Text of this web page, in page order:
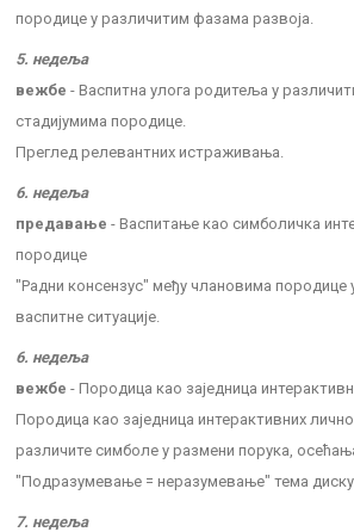
породице у различитим фазама развоја.
5. недеља
вежбе - Васпитна улога родитеља у
стадијумима породице.
Преглед релевантних истраживања.
6. недеља
предавање - Васпитање као симболичка
породице
"Радни консензус" међу члановима породице
васпитне ситуације.
6. недеља
вежбе - Породица као заједница
Породица као заједница интерактивних
различите симболе у размени порука,
"Подразумевање = неразумевање" тема
7. недеља